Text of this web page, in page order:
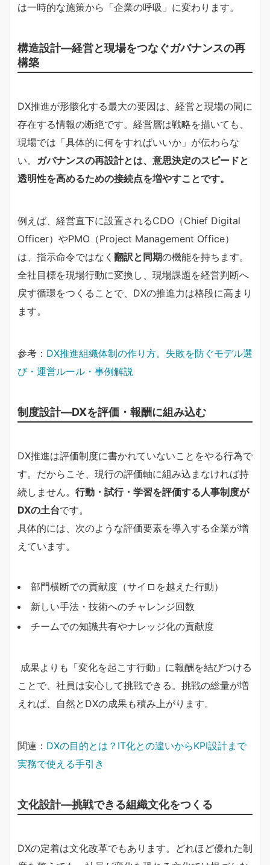
は一時的な施策から「企業の呼吸」に変わります。
構造設計―経営と現場をつなぐガバナンスの再
構築
DX推進が形骸化する最大の要因は、経営と現場の間に
存在する情報の断絶です。経営層は戦略を描いても、
現場では「具体的に何をすればいいか」が伝わらな
い。 ガバナンスの再設計とは、意思決定のスピードと
透明性を高めるための接続点を増やすことです。
例えば、経営直下に設置されるCDO（Chief Digital
Officer）やPMO（Project Management Office）
は、指示命令ではなく 翻訳と同期の機能を持ちます。
全社目標を現場行動に変換し、現場課題を経営判断へ
戻す循環をつくることで、DXの推進力は格段に高まり
ます。
参考： DX推進組織体制の作り方。失敗を防ぐモデル選
び・運営ルール・事例解説
制度設計―DXを評価・報酬に組み込む
DX推進は評価制度に書かれていないことをやる行為で
す。だからこそ、現行の評価軸に組み込まなければ持
続しません。 行動・試行・学習を評価する人事制度が
DXの土台です。
具体的には、次のような評価要素を導入する企業が増
えています。
部門横断での貢献度（サイロを越えた行動）
新しい手法・技術へのチャレンジ回数
チームでの知識共有やナレッジ化の貢献度
成果よりも「変化を起こす行動」に報酬を結びつける
ことで、社員は安心して挑戦できる。挑戦の総量が増
えれば、自然とDXの成果も積み上がります。
関連： DXの目的とは？IT化との違いからKPI設計まで
実務で使える手引き
文化設計―挑戦できる組織文化をつくる
DXの定着は文化改革でもあります。どれほど優れた制